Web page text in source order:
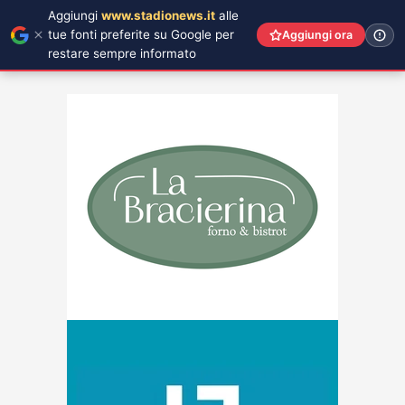
Aggiungi www.stadionews.it alle
tue fonti preferite su Google per
restare sempre informato
Aggiungi ora